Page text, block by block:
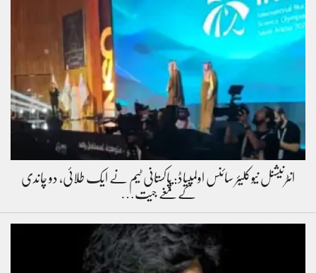
انٹرنیشنل نیوکلیئر سائنس اولمپیاڈ: پاکستانی ٹیم نے ایک طلائی، دو چاندی
کے تمغے جیت…